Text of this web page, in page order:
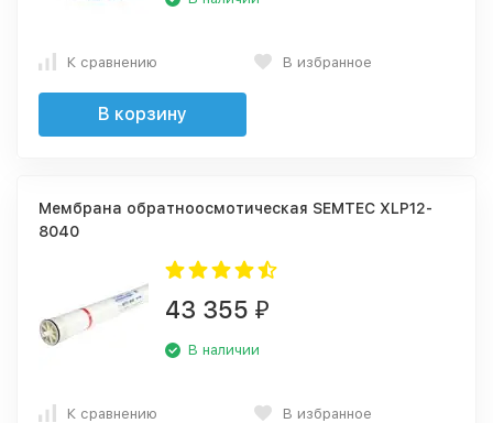
К сравнению В избранное
В корзину
Мембрана обратноосмотическая SEMTEC XLP12-
8040
43 355 ₽
В наличии
К сравнению В избранное